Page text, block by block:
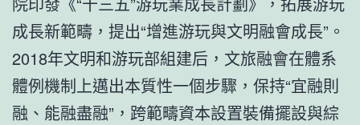
成長新範疇，提出“增進游玩與文明融會成長”。
2018年文明和游玩部組建后，文旅融會在體系
體例機制上邁出本質性一個步驟，保持“宜融則
融、能融盡融”，跨範疇資本設置裝備擺設與綜